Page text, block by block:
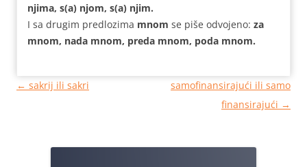
njima, s(a) njom, s(a) njim.
I sa drugim predlozima mnom se piše odvojeno: za
mnom, nada mnom, preda mnom, poda mnom.
Кретање
← sakrij ili sakri
samofinansirajući ili samo
finansirajući →